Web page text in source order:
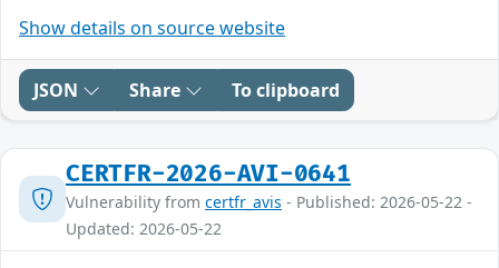
Show details on source website
JSON Share To clipboard
CERTFR-2026-AVI-0641
Vulnerability from certfr_avis - Published: 2026-05-22 -
Updated: 2026-05-22